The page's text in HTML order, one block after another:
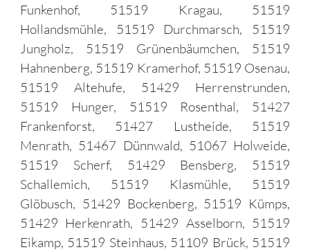
Funkenhof, 51519 Kragau, 51519
Hollandsmühle, 51519 Durchmarsch, 51519
Jungholz, 51519 Grünenbäumchen, 51519
Hahnenberg, 51519 Kramerhof, 51519 Osenau,
51519 Altehufe, 51429 Herrenstrunden,
51519 Hunger, 51519 Rosenthal, 51427
Frankenforst, 51427 Lustheide, 51519
Menrath, 51467 Dünnwald, 51067 Holweide,
51519 Scherf, 51429 Bensberg, 51519
Schallemich, 51519 Klasmühle, 51519
Glöbusch, 51429 Bockenberg, 51519 Kümps,
51429 Herkenrath, 51429 Asselborn, 51519
Eikamp, 51519 Steinhaus, 51109 Brück, 51519